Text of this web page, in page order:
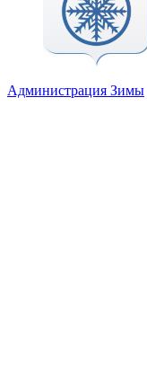
Администрация Зимы